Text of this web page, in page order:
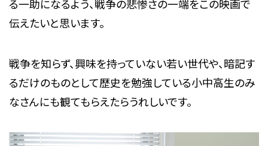
る一助になるよう、戦争の悲惨さの一端をこの映画で
伝えたいと思います。
戦争を知らず、興味を持っていない若い世代や、暗記す
るだけのものとして歴史を勉強している小中高生のみ
なさんにも観てもらえたらうれしいです。